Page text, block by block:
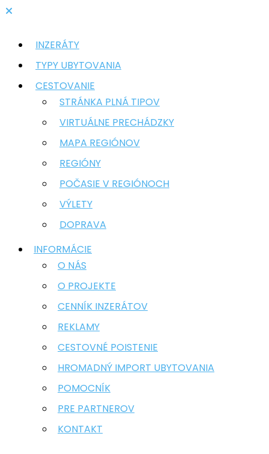
INZERÁTY
TYPY UBYTOVANIA
CESTOVANIE
STRÁNKA PLNÁ TIPOV
VIRTUÁLNE PRECHÁDZKY
MAPA REGIÓNOV
REGIÓNY
POČASIE V REGIÓNOCH
VÝLETY
DOPRAVA
INFORMÁCIE
O NÁS
O PROJEKTE
CENNÍK INZERÁTOV
REKLAMY
CESTOVNÉ POISTENIE
HROMADNÝ IMPORT UBYTOVANIA
POMOCNÍK
PRE PARTNEROV
KONTAKT